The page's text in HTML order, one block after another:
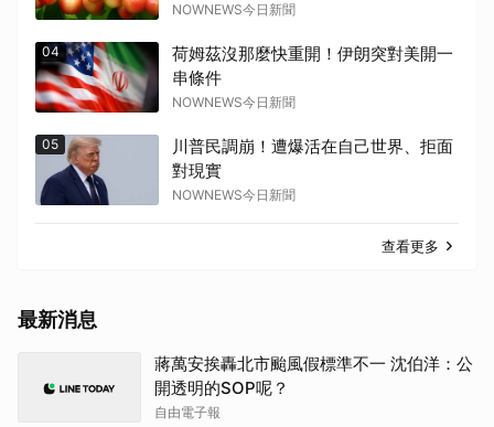
NOWNEWS今日新聞
04
荷姆茲沒那麼快重開！伊朗突對美開一
串條件
NOWNEWS今日新聞
05
川普民調崩！遭爆活在自己世界、拒面
對現實
NOWNEWS今日新聞
查看更多
最新消息
蔣萬安挨轟北市颱風假標準不一 沈伯洋：公
開透明的SOP呢？
自由電子報